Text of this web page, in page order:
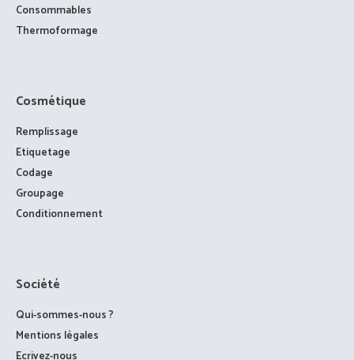
Consommables
Thermoformage
Cosmétique
Remplissage
Etiquetage
Codage
Groupage
Conditionnement
Société
Qui-sommes-nous ?
Mentions légales
Ecrivez-nous